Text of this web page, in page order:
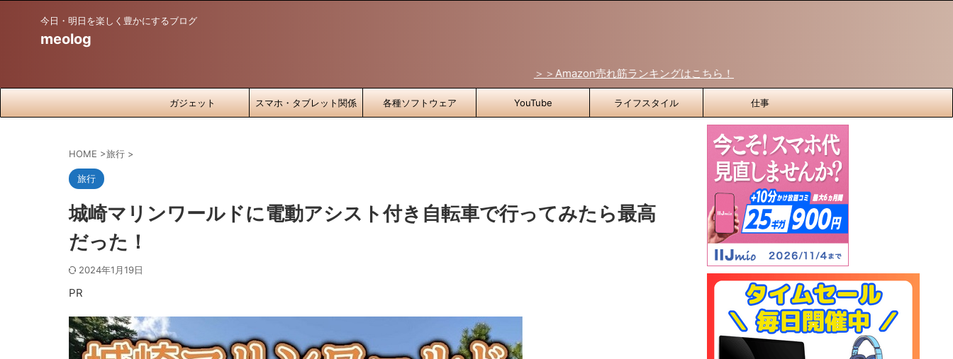
今日・明日を楽しく豊かにするブログ
meolog
＞＞Amazon売れ筋ランキングはこちら！
ガジェット スマホ・タブレット関係 各種ソフトウェア YouTube ライフスタイル 仕事
HOME >旅行 >
旅行
城崎マリンワールドに電動アシスト付き自転車で行ってみたら最高
だった！
2024年1月19日
PR